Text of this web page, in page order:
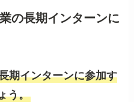
の長期インターンに
期インターンに参加す
う。